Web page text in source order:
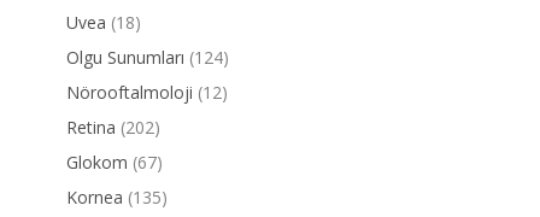
Uvea (18)
Olgu Sunumları (124)
Nörooftalmoloji (12)
Retina (202)
Glokom (67)
Kornea (135)